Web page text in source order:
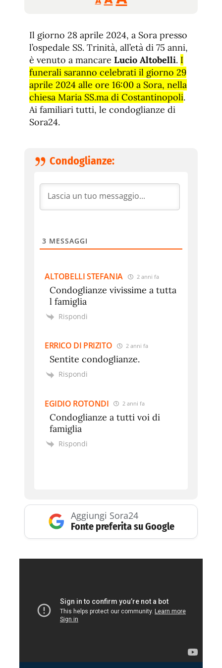
tamaño
de
fuente
de
fuente.
Il giorno 28 aprile 2024, a Sora presso
l’ospedale SS. Trinità, all’età di 75 anni,
è venuto a mancare Lucio Altobelli. I
funerali saranno celebrati il giorno 29
aprile 2024 alle ore 16:00 a Sora, nella
chiesa Maria SS.ma di Costantinopoli.
Ai familiari tutti, le condoglianze di
Sora24.
Condoglianze:
3 MESSAGGI
ALTOBELLI STEFANIA 2 anni fa
Condoglianze vivissime a tutta
l famiglia
Rispondi
ERRICO DI PRIZITO 2 anni fa
Sentite condoglianze.
Rispondi
EGIDIO ROTONDI 2 anni fa
Condoglianze a tutti voi di
famiglia
Rispondi
Aggiungi Sora24
Fonte preferita su Google